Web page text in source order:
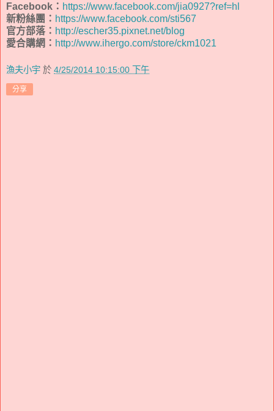
Facebook： https://www.facebook.com/jia0927?ref=hl
新粉絲團： https://www.facebook.com/sti567
官方部落： http://escher35.pixnet.net/blog
愛合購網： http://www.ihergo.com/store/ckm1021
漁夫小宇 於 4/25/2014 10:15:00 下午
分享